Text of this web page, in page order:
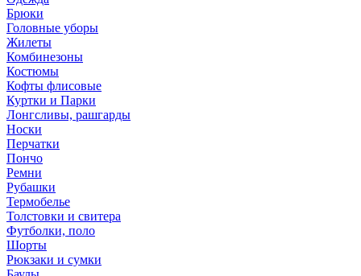
Брюки
Головные уборы
Жилеты
Комбинезоны
Костюмы
Кофты флисовые
Куртки и Парки
Лонгсливы, рашгарды
Носки
Перчатки
Пончо
Ремни
Рубашки
Термобелье
Толстовки и свитера
Футболки, поло
Шорты
Рюкзаки и сумки